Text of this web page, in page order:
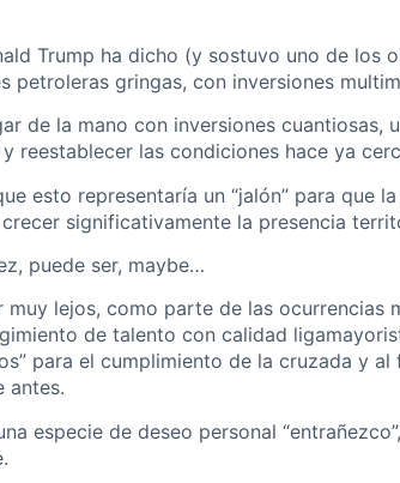
Trump ha dicho (y sostuvo uno de
petroleras gringas, con inversiones
de la mano con inversiones
reestablecer las condiciones hace ya
esto representaría un “jalón” para
significativamente la presencia
puede ser, maybe…
muy lejos, como parte de las
de talento con calidad
para el cumplimiento de la cruzada y
antes.
especie de deseo personal